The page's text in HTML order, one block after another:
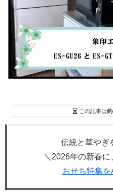
この記事は
伝統と華やぎ
＼2026年の新春
おせち特集